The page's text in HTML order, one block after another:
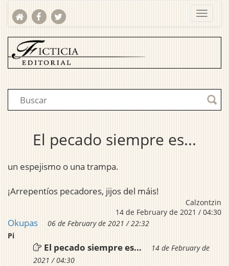
El pecado siempre es...
un espejismo o una trampa.
¡Arrepentíos pecadores, jijos del máis!
Calzontzin
14 de February de 2021 / 04:30
Okupas
06 de February de 2021 / 22:32
Pi
El pecado siempre es...
14 de February de
2021 / 04:30